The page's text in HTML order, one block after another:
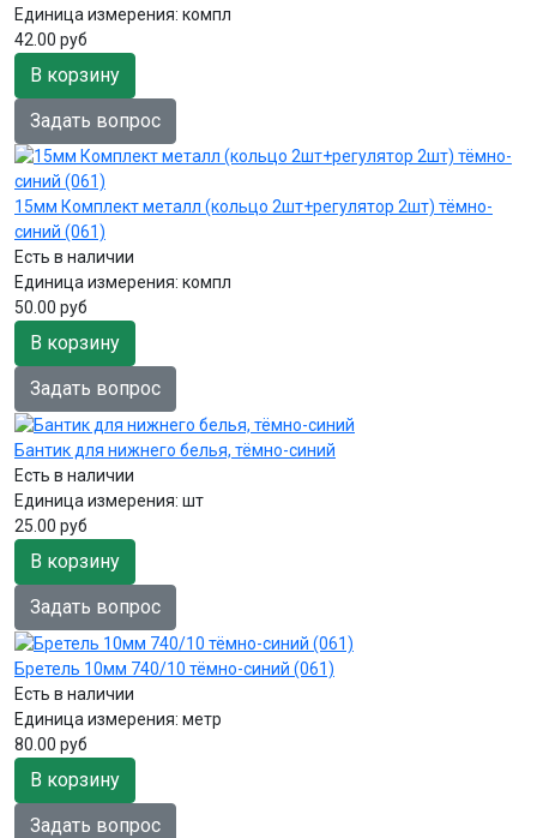
Единица измерения: компл
42.00 руб
В корзину
Задать вопрос
15мм Комплект металл (кольцо 2шт+регулятор 2шт) тёмно-
синий (061)
Есть в наличии
Единица измерения: компл
50.00 руб
В корзину
Задать вопрос
Бантик для нижнего белья, тёмно-синий
Есть в наличии
Единица измерения: шт
25.00 руб
В корзину
Задать вопрос
Бретель 10мм 740/10 тёмно-синий (061)
Есть в наличии
Единица измерения: метр
80.00 руб
В корзину
Задать вопрос